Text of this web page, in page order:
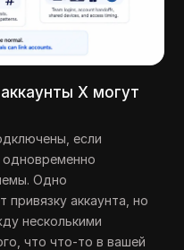
X могут
если
одновременно
Одно
аккаунта, но
несколькими
что что-то в вашей